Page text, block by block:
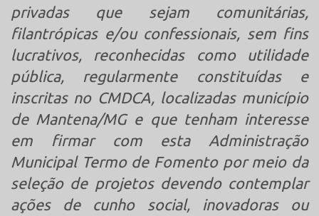
privadas que sejam comunitárias,
filantrópicas e/ou confessionais, sem fins
lucrativos, reconhecidas como utilidade
pública, regularmente constituídas e
inscritas no CMDCA, localizadas município
de Mantena/MG e que tenham interesse
em firmar com esta Administração
Municipal Termo de Fomento por meio da
seleção de projetos devendo contemplar
ações de cunho social, inovadoras ou